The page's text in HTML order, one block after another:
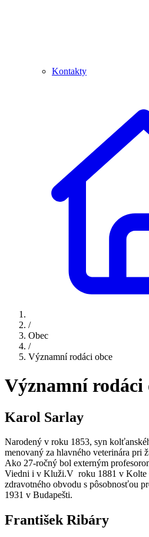
Kontakty
/
Obec
/
Významní rodáci obce
Významní rodáci
Karol Sarlay
Narodený v roku 1853, syn
menovaný za hlavného veterinára pri
Ako 27-ročný bol externým
Viedni i v Kluži.V roku 1881 v Kolte
zdravotného obvodu s pôsobnosťou
1931 v Budapešti.
František Ribáry